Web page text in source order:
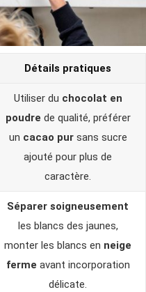
Détails pratiques
Utiliser du chocolat en
poudre de qualité, préférer
un cacao pursans sucre
ajouté pour plus de
caractère.
Séparer soigneusement
les blancs des jaunes,
monter les blancs en neige
ferme avant incorporation
délicate.